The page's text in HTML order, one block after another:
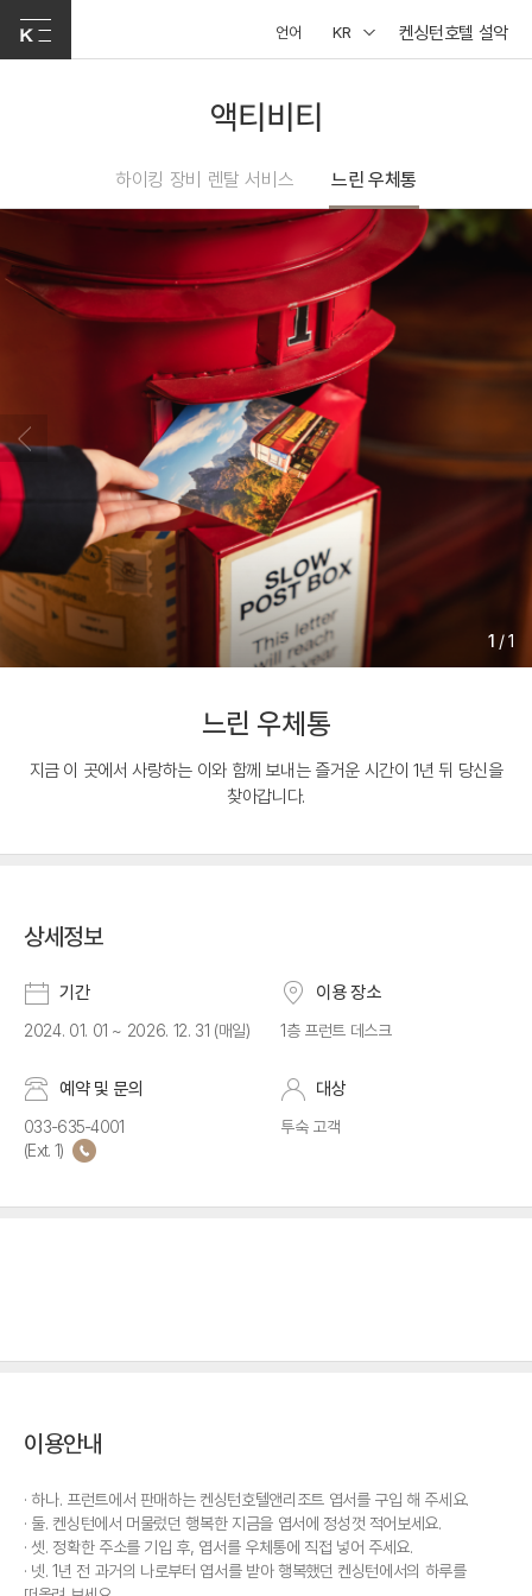
언어 KR 켄싱턴호텔 설악
액티비티
하이킹 장비 렌탈 서비스 느린 우체통
1 /1
느린 우체통
지금 이 곳에서 사랑하는 이와 함께 보내는 즐거운 시간이 1년 뒤 당신을
찾아갑니다.
상세정보
기간
2024. 01. 01 ~ 2026. 12. 31 (매일)
이용 장소
1층 프런트 데스크
예약 및 문의
033-635-4001
(Ext. 1)
대상
투숙 고객
이용안내
하나. 프런트에서 판매하는 켄싱턴호텔앤리조트 엽서를 구입 해 주세요.
둘. 켄싱턴에서 머물렀던 행복한 지금을 엽서에 정성껏 적어보세요.
셋. 정확한 주소를 기입 후, 엽서를 우체통에 직접 넣어 주세요.
넷. 1년 전 과거의 나로부터 엽서를 받아 행복했던 켄싱턴에서의 하루를